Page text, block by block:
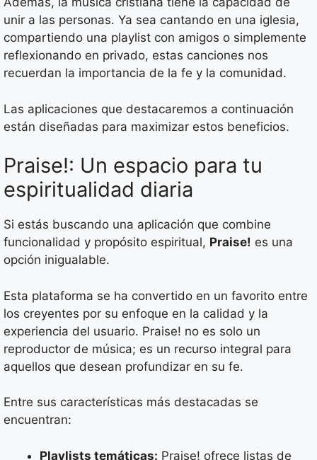
unir a las personas. Ya sea cantando en una iglesia,
compartiendo una playlist con amigos o simplemente
reflexionando en privado, estas canciones nos
recuerdan la importancia de la fe y la comunidad.
Las aplicaciones que destacaremos a continuación
están diseñadas para maximizar estos beneficios.
Praise!: Un espacio para tu
espiritualidad diaria
Si estás buscando una aplicación que combine
funcionalidad y propósito espiritual, Praise! es una
opción inigualable.
Esta plataforma se ha convertido en un favorito entre
los creyentes por su enfoque en la calidad y la
experiencia del usuario. Praise! no es solo un
reproductor de música; es un recurso integral para
aquellos que desean profundizar en su fe.
Entre sus características más destacadas se
encuentran:
Playlists temáticas: Praise! ofrece listas de